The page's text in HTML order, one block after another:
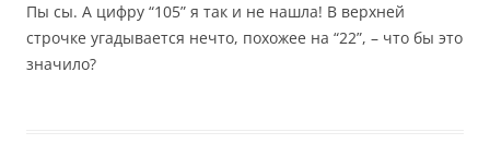
Пы сы. А цифру “105” я так и не нашла! В верхней
строчке угадывается нечто, похожее на “22”, – что бы это
значило?